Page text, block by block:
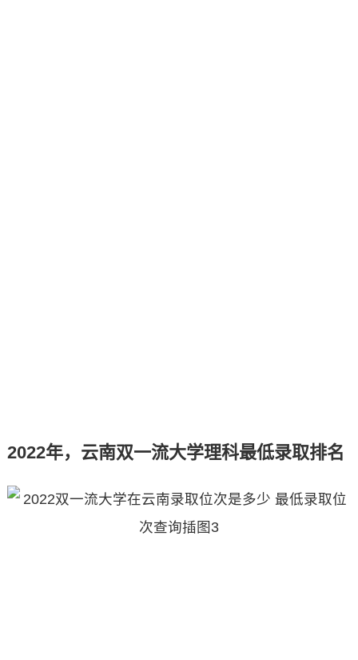
2022年，云南双一流大学理科最低录取排名